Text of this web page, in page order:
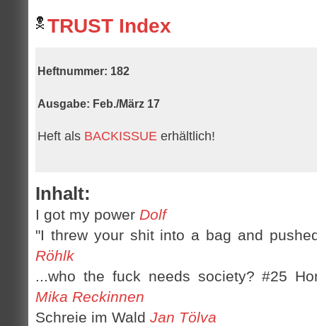
TRUST Index
Heftnummer: 182
Ausgabe: Feb./März 17
Heft als BACKISSUE erhältlich!
Inhalt:
I got my power Dolf
"I threw your shit into a bag and
Röhlk
...who the fuck needs society? #25
Mika Reckinnen
Schreie im Wald Jan Tölva